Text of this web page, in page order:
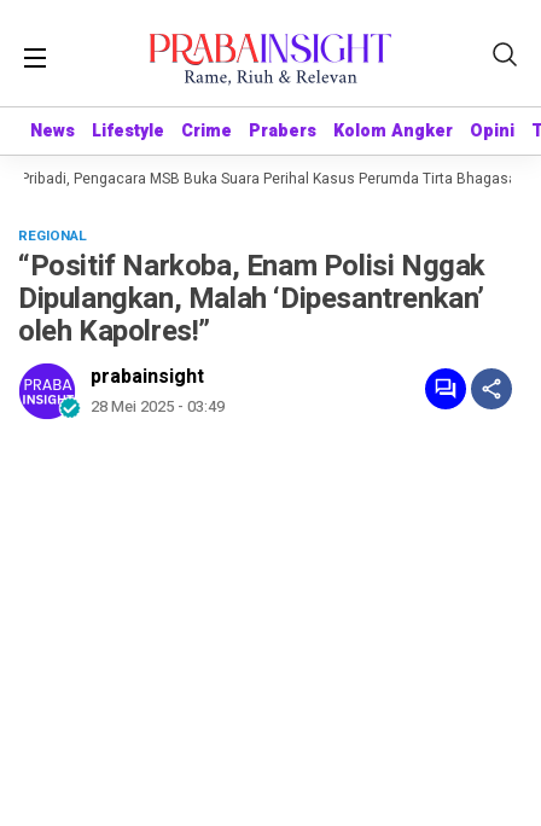
News Lifestyle Crime Prabers Kolom Angker Opini
News Lifestyle Crime Prabers Kolom Angker Opini
Pengacara MSB Buka Suara Perihal Kasus Perumda Tirta Bhagasasi
REGIONAL
“Positif Narkoba, Enam Polisi Nggak
Dipulangkan, Malah ‘Dipesantrenkan’
oleh Kapolres!”
prabainsight
28 Mei 2025 - 03:49